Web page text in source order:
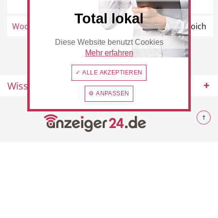
Beauty & Wellness Auto
Handwerk Sport & Freizeit
Rommerskirchen
Woolworth Ostwall 31, 41515 Grevenbroich
Wissenswertes
© 2026 Rommerskirchen
Total lokal
Diese Website benutzt Cookies
Mehr erfahren
✓ ALLE AKZEPTIEREN
⚙ ANPASSEN